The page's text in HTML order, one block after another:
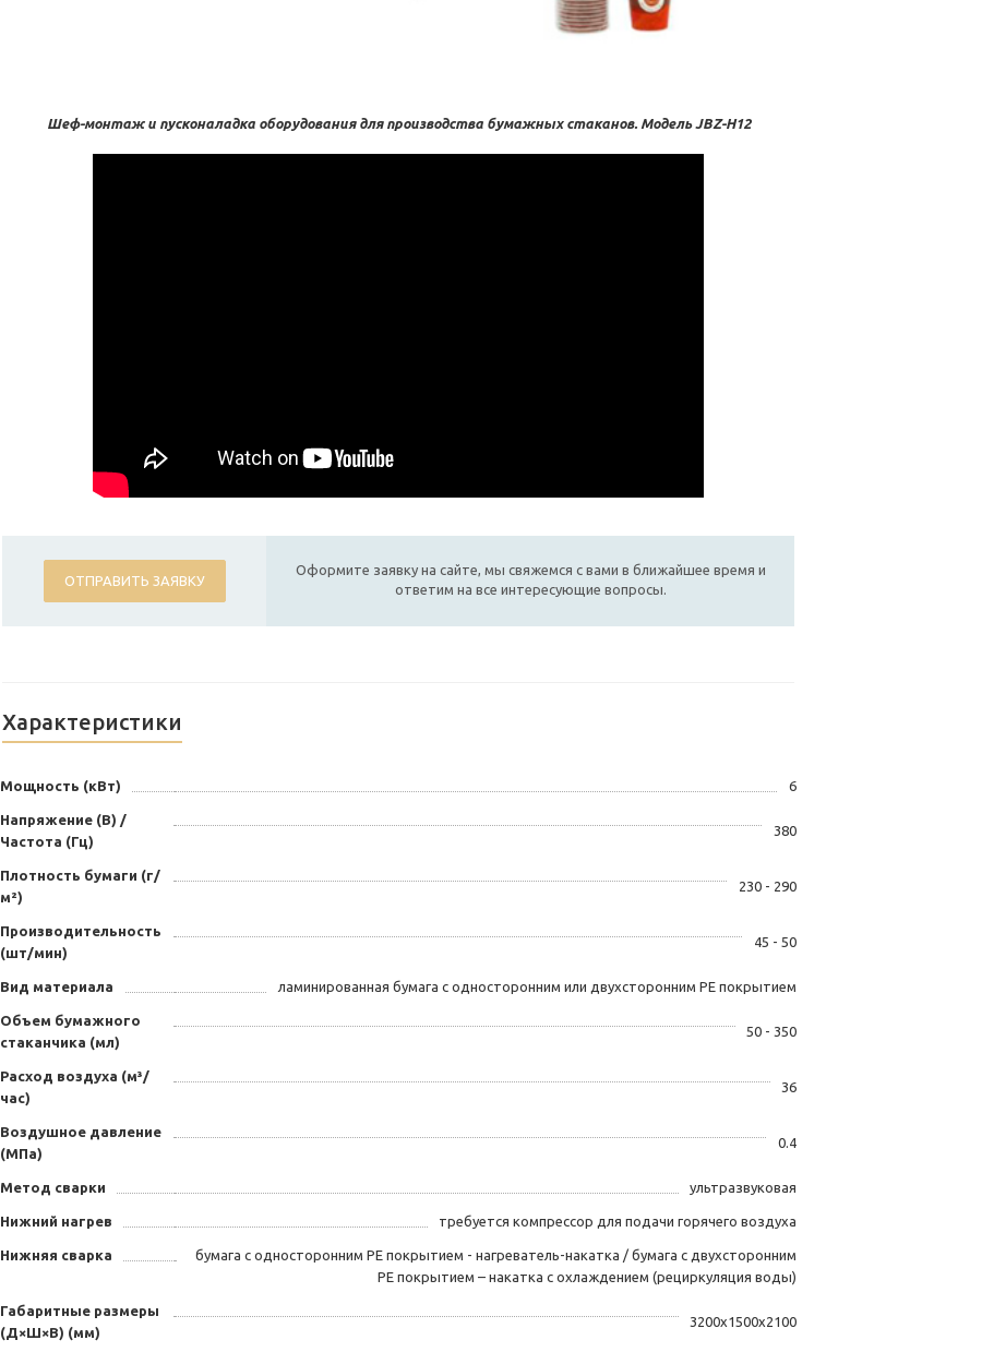
Шеф-монтаж и пусконаладка оборудования для производства бумажных стаканов. Модель JBZ-H12
ОТПРАВИТЬ ЗАЯВКУ
Оформите заявку на сайте, мы свяжемся с вами в ближайшее время и
ответим на все интересующие вопросы.
Характеристики
Мощность (кВт) 6
Напряжение (В) /
Частота (Гц)
380
Плотность бумаги (г/
м²)
230 - 290
Производительность
(шт/мин)
45 - 50
Вид материала ламинированная бумага с односторонним или двухсторонним PE покрытием
Объем бумажного
стаканчика (мл)
50 - 350
Расход воздуха (м³/
час)
36
Воздушное давление
(МПа)
0.4
Метод сварки ультразвуковая
Нижний нагрев требуется компрессор для подачи горячего воздуха
Нижняя сварка
бумага с односторонним PE покрытием - нагреватель-накатка / бумага с двухсторонним
PE покрытием – накатка с охлаждением (рециркуляция воды)
Габаритные размеры
(Д×Ш×В) (мм)
3200x1500x2100